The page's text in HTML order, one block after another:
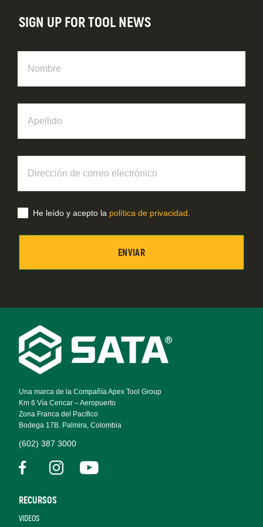
Footer
Navigation
Una marca de la Compañía Apex Tool Group
Km 6 Vía Cencar – Aeropuerto
Zona Franca del Pacífico
Bodega 17B. Palmira, Colombia
(602) 387 3000
RECURSOS
VIDEOS
SIGN UP FOR TOOL NEWS
correo
electrónico
He leído y acepto la política de privacidad